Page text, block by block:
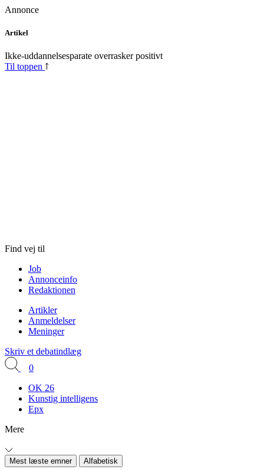
Annonce
Skip
content
Artikel
Ikke-uddannelsesparate overrasker positivt
Til toppen
Find vej til
Job
Annonceinfo
Redaktionen
Artikler
Anmeldelser
Meninger
Skriv et debatindlæg
0
OK 26
Kunstig intelligens
Epx
Mere
Mest læste emner Alfabetisk